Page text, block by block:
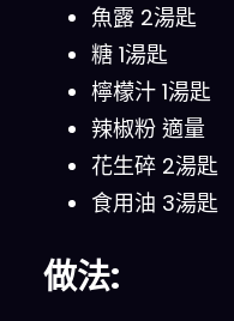
魚露 2湯匙
糖 1湯匙
檸檬汁 1湯匙
辣椒粉 適量
花生碎 2湯匙
食用油 3湯匙
做法: